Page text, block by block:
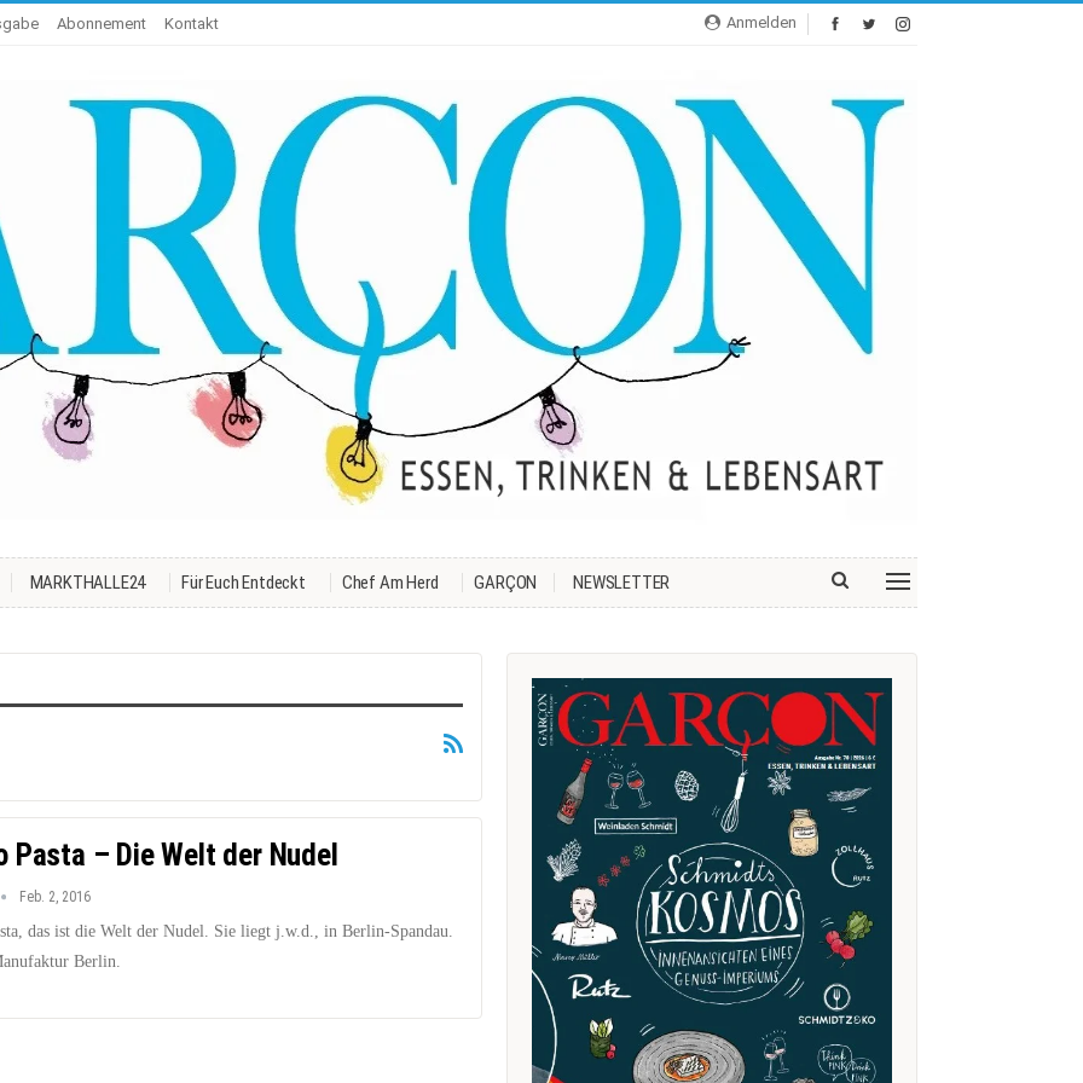
Anmelden
Abonnement Kontakt
MARKTHALLE24 Für Euch Entdeckt Chef Am Herd GARÇON NEWSLETTER
Pasta – Die Welt der Nudel
Feb. 2, 2016
das ist die Welt der Nudel. Sie liegt j.w.d., in Berlin-Spandau.
Berlin.